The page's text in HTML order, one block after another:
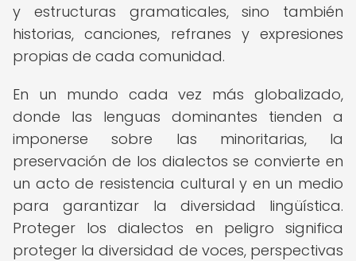
y estructuras gramaticales, sino también
historias, canciones, refranes y expresiones
propias de cada comunidad.
En un mundo cada vez más globalizado,
donde las lenguas dominantes tienden a
imponerse sobre las minoritarias, la
preservación de los dialectos se convierte en
un acto de resistencia cultural y en un medio
para garantizar la diversidad lingüística.
Proteger los dialectos en peligro significa
proteger la diversidad de voces, perspectivas